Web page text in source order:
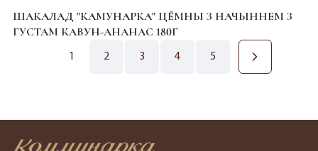
ШАКАЛАД "КАМУНАРКА" ЦЁМНЫ З НАЧЫННЕМ З
ГУСТАМ КАВУН-АНАНАС 180Г
1 2 3 4 5